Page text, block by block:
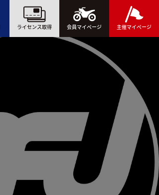
ライセンス取得 会員マイページ 主催マイページ